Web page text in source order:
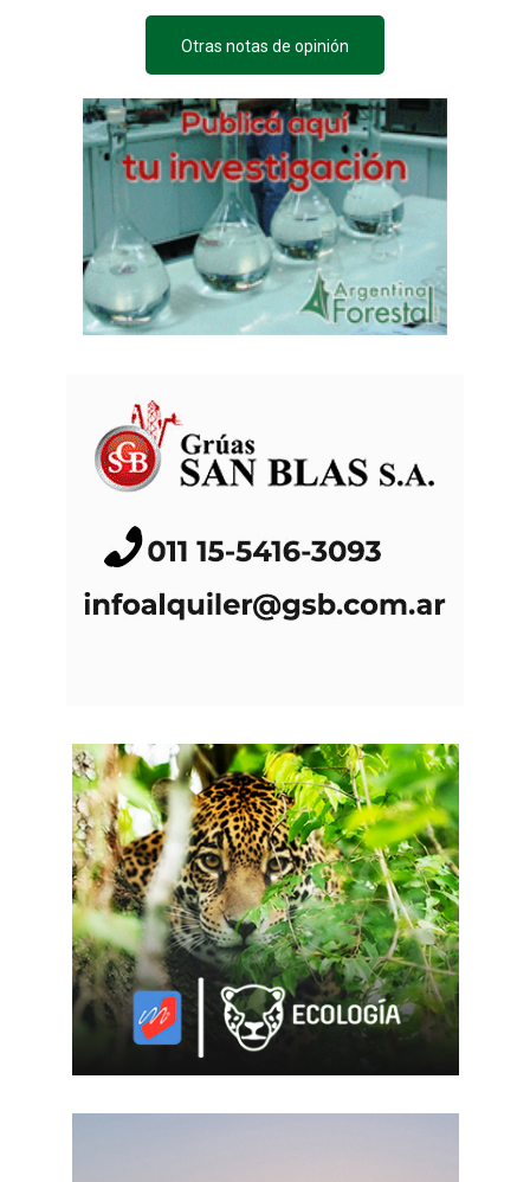
Otras notas de opinión